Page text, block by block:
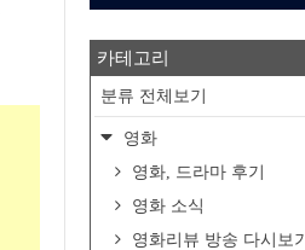
카테고리
분류 전체보기
영화
영화, 드라마 후기
영화 소식
영화리뷰 방송 다시보기